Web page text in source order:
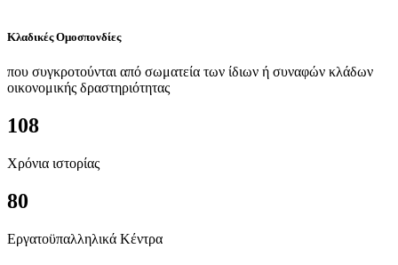
Κλαδικές Ομοσπονδίες
που συγκροτούνται από σωματεία των ίδιων ή συναφών κλάδων
οικονομικής δραστηριότητας
108
Χρόνια ιστορίας
80
Εργατοϋπαλληλικά Κέντρα